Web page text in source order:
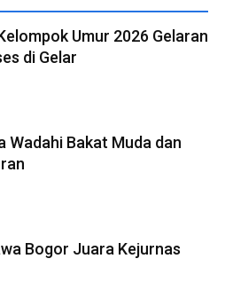
Umur 2026 Gelaran
di Gelar
Wadahi Bakat Muda dan
Bogor Juara Kejurnas